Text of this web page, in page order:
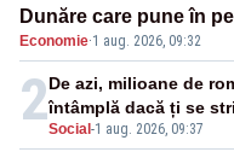
Dunăre care pune în
cunoscută de pe
Economie·1 aug. 2026, 09:32
2Social -1 aug. 2026, 09:37
De azi, milioane de
întâmplă dacă ți se